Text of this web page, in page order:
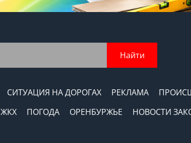
Найти
СИТУАЦИЯ НА ДОРОГАХ РЕКЛАМА
ЖКХ ПОГОДА ОРЕНБУРЖЬЕ
НОВОСТИ